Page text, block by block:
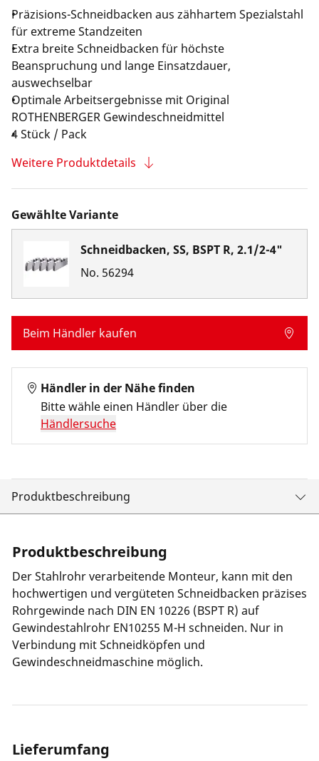
Präzisions-Schneidbacken aus zähhartem Spezialstahl
für extreme Standzeiten
Extra breite Schneidbacken für höchste
Beanspruchung und lange Einsatzdauer,
auswechselbar
Optimale Arbeitsergebnisse mit Original
ROTHENBERGER Gewindeschneidmittel
4 Stück / Pack
Weitere Produktdetails
Gewählte Variante
Schneidbacken, SS, BSPT R, 2.1/2-4"
No. 56294
Beim Händler kaufen
Händler in der Nähe finden
Bitte wähle einen Händler über die
Händlersuche
Produktbeschreibung
Produktbeschreibung
Der Stahlrohr verarbeitende Monteur, kann mit den
hochwertigen und vergüteten Schneidbacken präzises
Rohrgewinde nach DIN EN 10226 (BSPT R) auf
Gewindestahlrohr EN10255 M-H schneiden. Nur in
Verbindung mit Schneidköpfen und
Gewindeschneidmaschine möglich.
Lieferumfang